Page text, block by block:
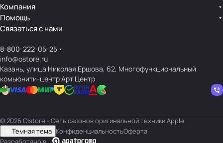
Компания
Помощь
Связаться с нами
8-800-222-05-25
info@ostore.ru
Казань, улица Николая Ершова, 62, Многофункциональный
комьюнити-центр Арт Центр
© 2026 O|store - Сеть салонов оригинальной техники Apple
Темная тема КонфиденциальностьОферта